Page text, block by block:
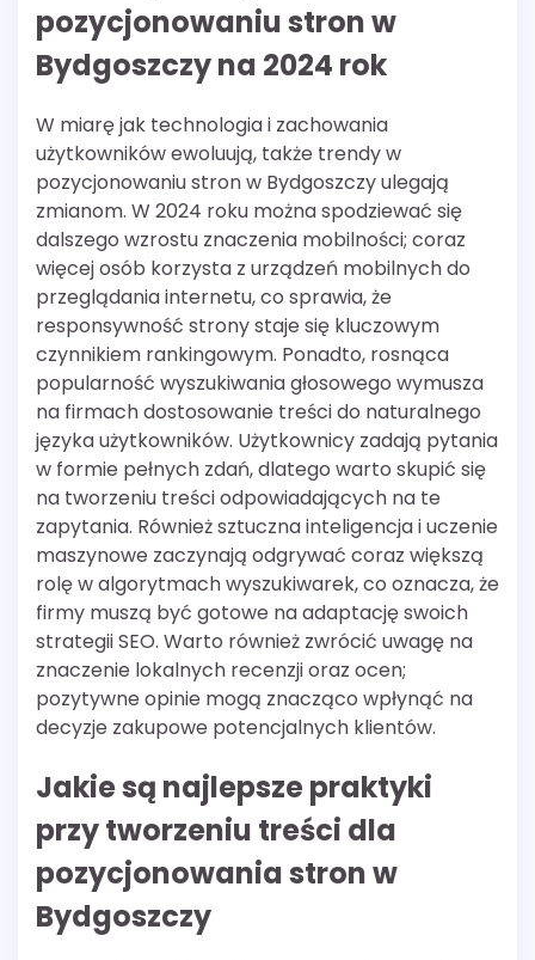
pozycjonowaniu stron w
Bydgoszczy na 2024 rok
W miarę jak technologia i zachowania
użytkowników ewoluują, także trendy w
pozycjonowaniu stron w Bydgoszczy ulegają
zmianom. W 2024 roku można spodziewać się
dalszego wzrostu znaczenia mobilności; coraz
więcej osób korzysta z urządzeń mobilnych do
przeglądania internetu, co sprawia, że
responsywność strony staje się kluczowym
czynnikiem rankingowym. Ponadto, rosnąca
popularność wyszukiwania głosowego wymusza
na firmach dostosowanie treści do naturalnego
języka użytkowników. Użytkownicy zadają pytania
w formie pełnych zdań, dlatego warto skupić się
na tworzeniu treści odpowiadających na te
zapytania. Również sztuczna inteligencja i uczenie
maszynowe zaczynają odgrywać coraz większą
rolę w algorytmach wyszukiwarek, co oznacza, że
firmy muszą być gotowe na adaptację swoich
strategii SEO. Warto również zwrócić uwagę na
znaczenie lokalnych recenzji oraz ocen;
pozytywne opinie mogą znacząco wpłynąć na
decyzje zakupowe potencjalnych klientów.
Jakie są najlepsze praktyki
przy tworzeniu treści dla
pozycjonowania stron w
Bydgoszczy